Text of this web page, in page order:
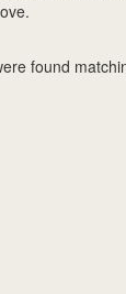
found